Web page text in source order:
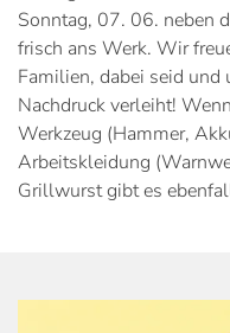
Sonntag, 07. 06. neben
frisch ans Werk. Wir
Familien, dabei seid und
Nachdruck verleiht!
Werkzeug (Hammer,
Arbeitskleidung
Grillwurst gibt es